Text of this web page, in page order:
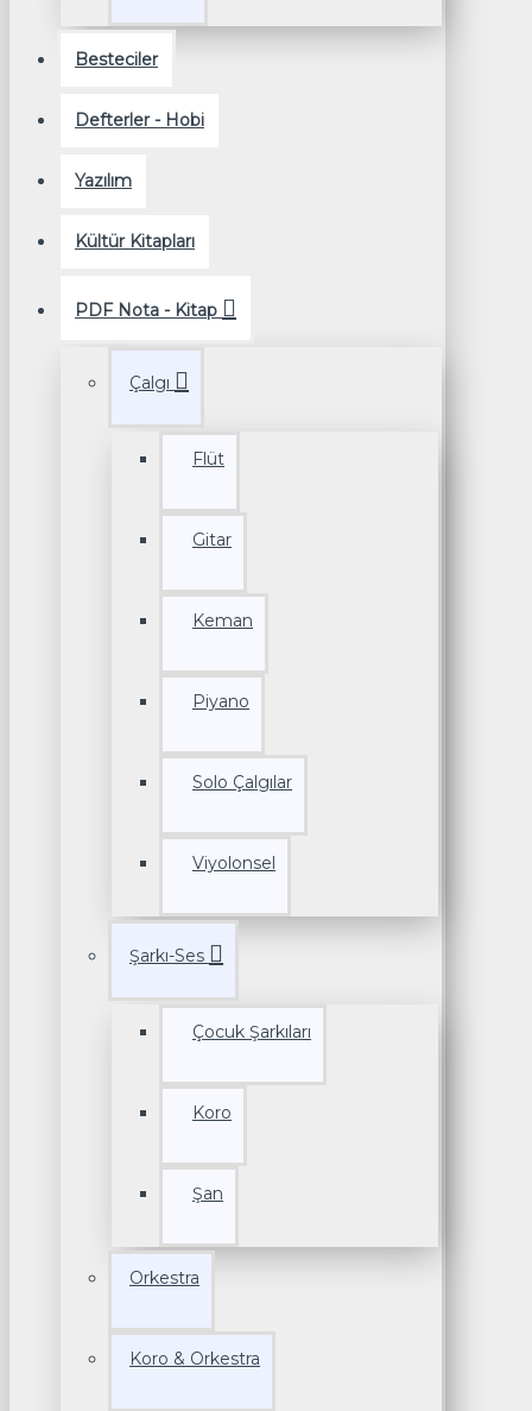
Besteciler
Defterler - Hobi
Yazılım
Kültür Kitapları
PDF Nota - Kitap
Çalgı
Flüt
Gitar
Keman
Piyano
Solo Çalgılar
Viyolonsel
Şarkı-Ses
Çocuk Şarkıları
Koro
Şan
Orkestra
Koro & Orkestra